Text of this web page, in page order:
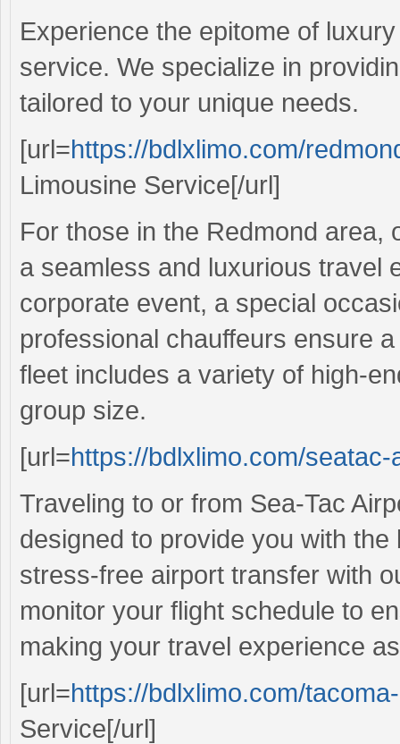
Experience the epitome of
service. We specialize in
tailored to your unique needs.
[url=https://bdlxlimo.com/
Limousine Service[/url]
For those in the Redmond area,
a seamless and luxurious travel
corporate event, a special
professional chauffeurs ensure
fleet includes a variety of high-
group size.
[url=https://bdlxlimo.com/
Traveling to or from Sea-Tac
designed to provide you with
stress-free airport transfer with
monitor your flight schedule to
making your travel experience
[url=https://bdlxlimo.com/
Service[/url]